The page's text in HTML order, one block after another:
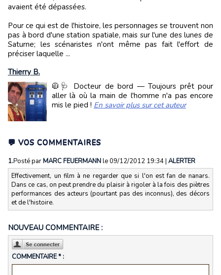
avaient été dépassées.
Pour ce qui est de l'histoire, les personnages se trouvent non
pas à bord d'une station spatiale, mais sur l'une des lunes de
Saturne; les scénaristes n'ont même pas fait l'effort de
préciser laquelle ...
Thierry B.
🧥🩺 Docteur de bord — Toujours prêt pour
aller là où la main de l'homme n'a pas encore
mis le pied ! En savoir plus sur cet auteur
💬 VOS COMMENTAIRES
1.Posté parMARC FEUERMANNle 09/12/2012 19:34| ALERTER
Effectivement, un film à ne regarder que si l'on est fan de nanars.
Dans ce cas, on peut prendre du plaisir à rigoler à la fois des piètres
performances des acteurs (pourtant pas des inconnus), des décors
et de l'histoire.
NOUVEAU COMMENTAIRE :
COMMENTAIRE * :